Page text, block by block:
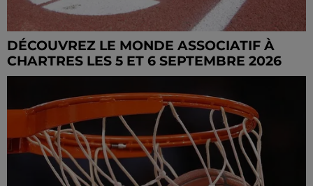
DÉCOUVREZ LE MONDE ASSOCIATIF À
CHARTRES LES 5 ET 6 SEPTEMBRE 2026